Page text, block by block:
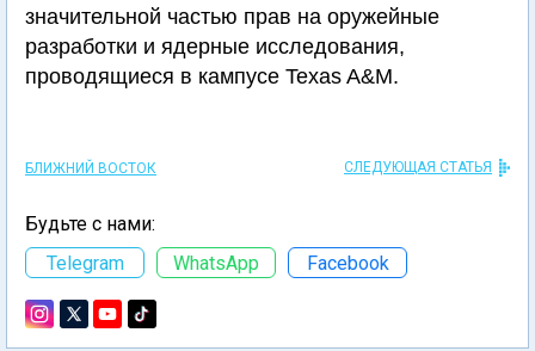
значительной частью прав на оружейные
разработки и ядерные исследования,
проводящиеся в кампусе Texas A&M.
БЛИЖНИЙ ВОСТОК СЛЕДУЮЩАЯ СТАТЬЯ
Будьте с нами:
Telegram
WhatsApp Facebook